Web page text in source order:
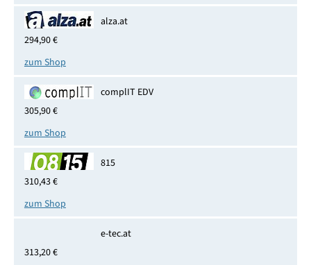
alza.at
294,90 €
zum Shop
complIT EDV
305,90 €
zum Shop
815
310,43 €
zum Shop
e-tec.at
313,20 €